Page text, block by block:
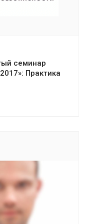
семинар
2017»: Практика